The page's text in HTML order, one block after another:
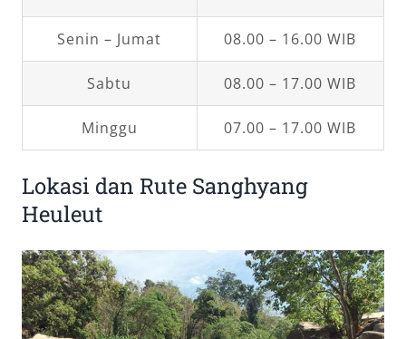
Senin – Jumat 08.00 – 16.00 WIB
Sabtu 08.00 – 17.00 WIB
Minggu 07.00 – 17.00 WIB
Lokasi dan Rute Sanghyang
Heuleut